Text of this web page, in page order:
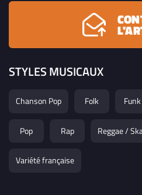
STYLES MUSICAUX
Chanson Pop Folk Funk
Pop Rap Reggae /
Variété française